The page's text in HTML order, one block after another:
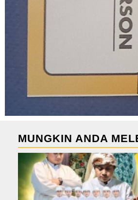
MUNGKIN ANDA